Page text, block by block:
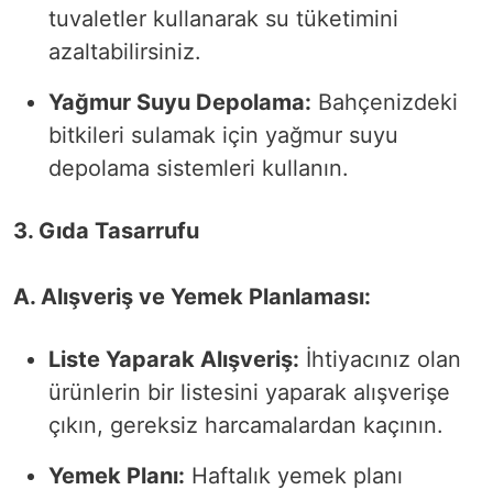
tuvaletler kullanarak su tüketimini
azaltabilirsiniz.
Yağmur Suyu Depolama: Bahçenizdeki
bitkileri sulamak için yağmur suyu
depolama sistemleri kullanın.
3. Gıda Tasarrufu
A. Alışveriş ve Yemek Planlaması:
Liste Yaparak Alışveriş: İhtiyacınız olan
ürünlerin bir listesini yaparak alışverişe
çıkın, gereksiz harcamalardan kaçının.
Yemek Planı: Haftalık yemek planı